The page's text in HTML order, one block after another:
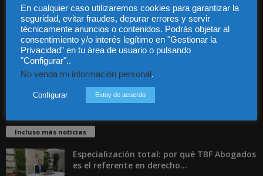
Contacto
Guía Colaboradores
Contáctanos:info@diariojuridico.com
Incluso más noticias
Especialización total: por qué TBF Abogados
es el referente en derecho...
En cualquier caso utilizaremos cookies para garantizar la
seguridad, evitar fraudes, depurar errores y servir
técnicamente anuncios o contenidos. Podrás objetar al
consentimiento y/o interés legítimo en "Gestionar la
Privacidad" en tu área de usuario o pulsando
"Configurar"..
No venda mi información personal.
Configurar Estoy de acuerdo